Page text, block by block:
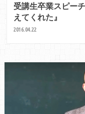
受講生卒業スピー
えてくれた』
2016.04.22